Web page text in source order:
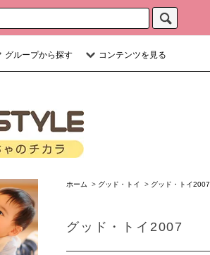
グループから探す コンテンツを見る
ホーム > グッド・トイ > グッド・トイ2007
グッド・トイ2007